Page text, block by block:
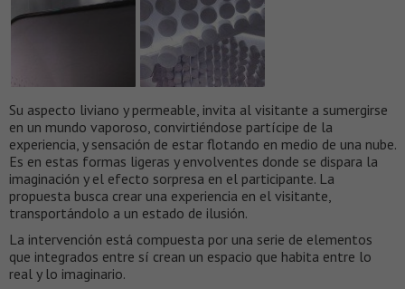
Su aspecto liviano y permeable, invita al visitante a sumergirse
en un mundo vaporoso, convirtiéndose partícipe de la
experiencia, y sensación de estar flotando en medio de una nube.
Es en estas formas ligeras y envolventes donde se dispara la
imaginación y el efecto sorpresa en el participante. La
propuesta busca crear una experiencia en el visitante,
transportándolo a un estado de ilusión.
La intervención está compuesta por una serie de elementos
que integrados entre sí crean un espacio que habita entre lo
real y lo imaginario.